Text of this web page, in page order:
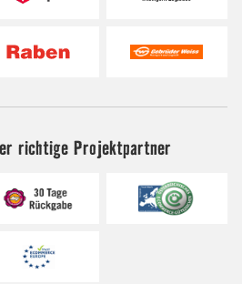
richtige Projektpartner